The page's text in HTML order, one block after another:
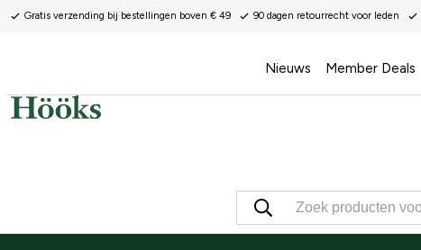
Gratis verzending bij bestellingen boven € 49 90 dagen retourrecht voor leden
Nieuws Member Deals